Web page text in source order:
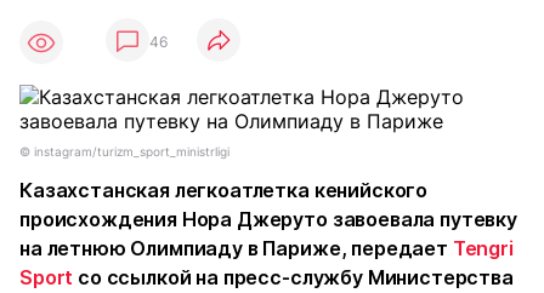
46
©️ instagram/turizm_sport_ministrligi
Казахстанская легкоатлетка кенийского
происхождения Нора Джеруто завоевала путевку
на летнюю Олимпиаду в Париже, передает Tengri
Sport со ссылкой на пресс-службу Министерства